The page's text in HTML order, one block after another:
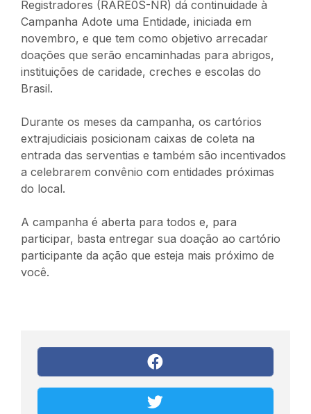
Registradores (RARE0S-NR) dá continuidade à
Campanha Adote uma Entidade, iniciada em
novembro, e que tem como objetivo arrecadar
doações que serão encaminhadas para abrigos,
instituições de caridade, creches e escolas do
Brasil.
Durante os meses da campanha, os cartórios
extrajudiciais posicionam caixas de coleta na
entrada das serventias e também são incentivados
a celebrarem convênio com entidades próximas
do local.
A campanha é aberta para todos e, para
participar, basta entregar sua doação ao cartório
participante da ação que esteja mais próximo de
você.